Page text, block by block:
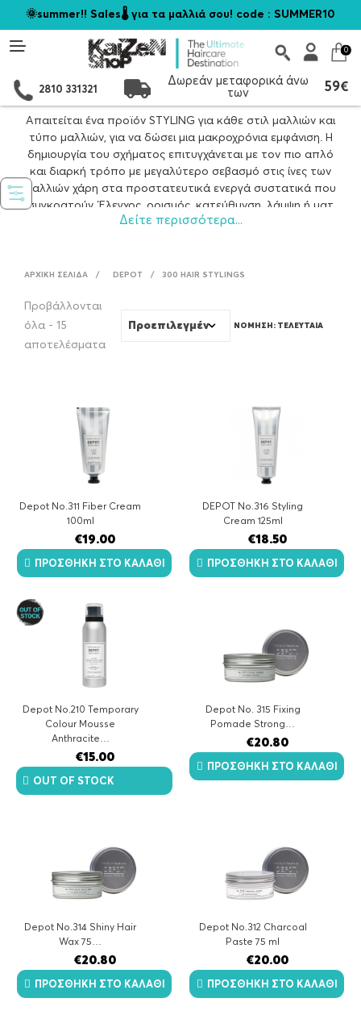
🌞summer!! Sales🌡️ για τα μαλλιά σου! code : SUMMER10
0
2810 331321
Δωρεάν μεταφορικά άνω
των
59€
Απαιτείται ένα προϊόν STYLING για κάθε στιλ μαλλιών και
τύπο μαλλιών, για να δώσει μια μακροχρόνια εμφάνιση. Η
δημιουργία του σχήματος επιτυγχάνεται με τον πιο απλό
και διαρκή τρόπο με μεγαλύτερο σεβασμό στις ίνες των
μαλλιών χάρη στα προστατευτικά ενεργά συστατικά που
συγκρατούν. Έλεγχος, ορισμός, κατεύθυνση, λάμψη ή ματ
εφέ, είναι οι λέξεις-κλειδιά.
Δείτε περισσότερα...
ΑΡΧΙΚΉ ΣΕΛΊΔΑ / DEPOT / 300 HAIR STYLINGS
Προβάλλονται
όλα - 15
αποτελέσματαSorted
Depot No.311 Fiber Cream
100ml
€19.00
ΠΡΟΣΘΉΚΗ ΣΤΟ ΚΑΛΆΘΙ
DEPOT No.316 Styling
Cream 125ml
€18.50
ΠΡΟΣΘΉΚΗ ΣΤΟ ΚΑΛΆΘΙ
Depot No.210 Temporary
Colour Mousse
Anthracite…
€15.00
OUT OF STOCK
Depot No. 315 Fixing
Pomade Strong…
€20.80
ΠΡΟΣΘΉΚΗ ΣΤΟ ΚΑΛΆΘΙ
Depot No.314 Shiny Hair
Wax 75…
€20.80
ΠΡΟΣΘΉΚΗ ΣΤΟ ΚΑΛΆΘΙ
Depot No.312 Charcoal
Paste 75 ml
€20.00
ΠΡΟΣΘΉΚΗ ΣΤΟ ΚΑΛΆΘΙ